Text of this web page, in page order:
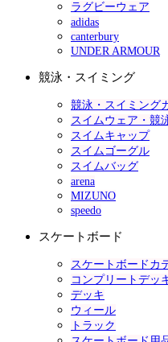
ラグビーウェア
adidas
canterbury
UNDER ARMOUR
競泳・スイミング
競泳・スイミング
スイムウェア・競
スイムキャップ
スイムゴーグル
スイムバッグ
arena
MIZUNO
speedo
スケートボード
スケートボードカ
コンプリートデッ
デッキ
ウィール
トラック